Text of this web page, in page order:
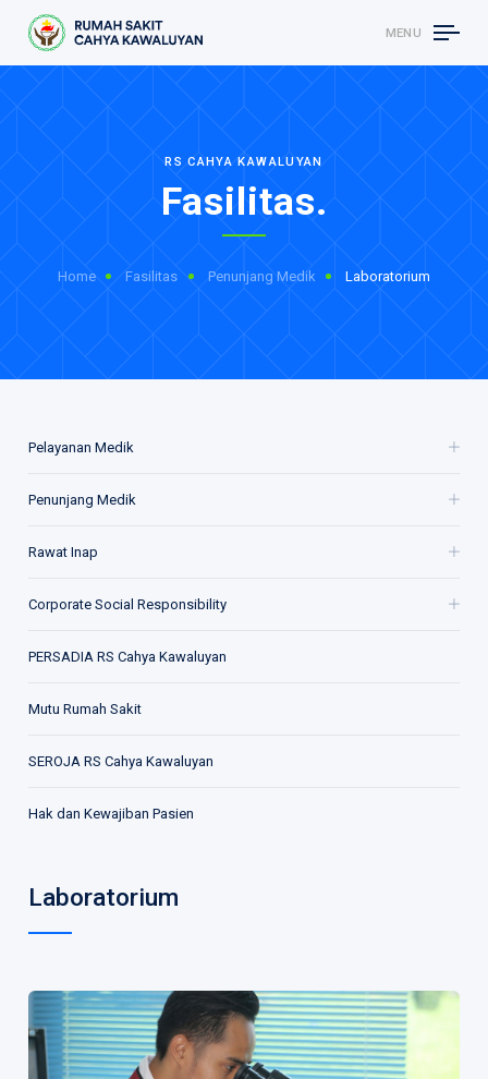
MENU
RS CAHYA KAWALUYAN
Fasilitas.
Home Fasilitas Penunjang Medik Laboratorium
Pelayanan Medik
Penunjang Medik
Rawat Inap
Corporate Social Responsibility
PERSADIA RS Cahya Kawaluyan
Mutu Rumah Sakit
SEROJA RS Cahya Kawaluyan
Hak dan Kewajiban Pasien
Laboratorium